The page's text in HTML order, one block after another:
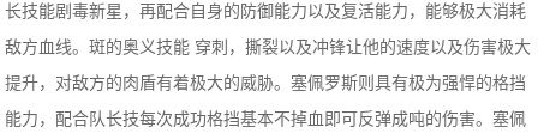
长技能剧毒新星，再配合自身的防御能力以及复活能力，能够极大消耗
敌方血线。斑的奥义技能 穿刺，撕裂以及冲锋让他的速度以及伤害极大
提升，对敌方的肉盾有着极大的威胁。塞佩罗斯则具有极为强悍的格挡
能力，配合队长技每次成功格挡基本不掉血即可反弹成吨的伤害。塞佩